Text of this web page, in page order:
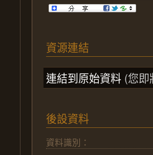
資源連結
連結到原始資料 (您
後設資料
資料識別：